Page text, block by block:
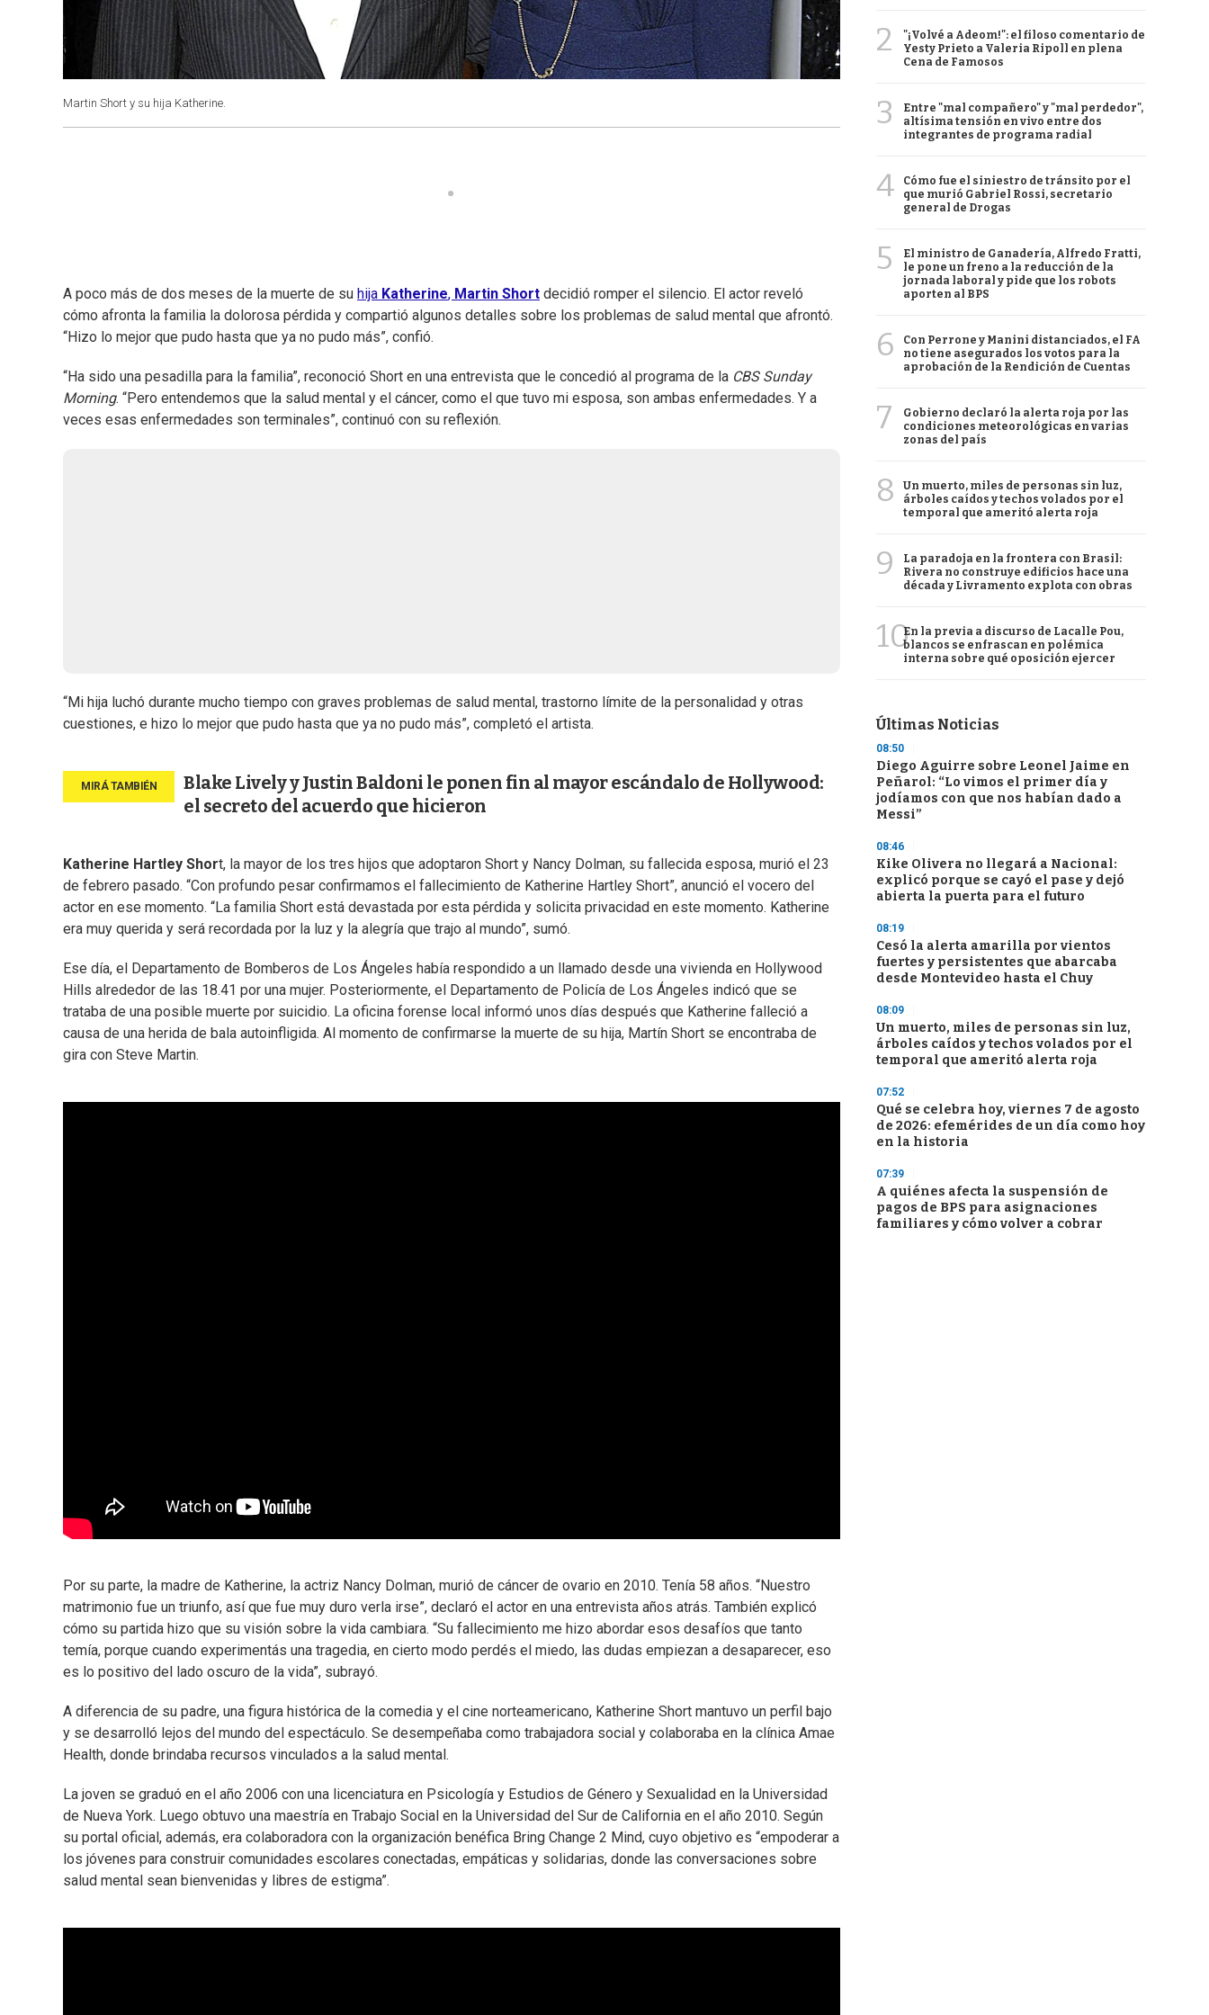
Martin Short y su hija Katherine.
A poco más de dos meses de la muerte de su hija Katherine, Martin Short decidió romper el silencio. El actor reveló
cómo afronta la familia la dolorosa pérdida y compartió algunos detalles sobre los problemas de salud mental que afrontó.
“Hizo lo mejor que pudo hasta que ya no pudo más”, confió.
“Ha sido una pesadilla para la familia”, reconoció Short en una entrevista que le concedió al programa de la CBS Sunday
Morning. “Pero entendemos que la salud mental y el cáncer, como el que tuvo mi esposa, son ambas enfermedades. Y a
veces esas enfermedades son terminales”, continuó con su reflexión.
“Mi hija luchó durante mucho tiempo con graves problemas de salud mental, trastorno límite de la personalidad y otras
cuestiones, e hizo lo mejor que pudo hasta que ya no pudo más”, completó el artista.
Blake Lively y Justin Baldoni le ponen fin al mayor escándalo de Hollywood:
el secreto del acuerdo que hicieron
Katherine Hartley Short, la mayor de los tres hijos que adoptaron Short y Nancy Dolman, su fallecida esposa, murió el 23
de febrero pasado. “Con profundo pesar confirmamos el fallecimiento de Katherine Hartley Short”, anunció el vocero del
actor en ese momento. “La familia Short está devastada por esta pérdida y solicita privacidad en este momento. Katherine
era muy querida y será recordada por la luz y la alegría que trajo al mundo”, sumó.
Ese día, el Departamento de Bomberos de Los Ángeles había respondido a un llamado desde una vivienda en Hollywood
Hills alrededor de las 18.41 por una mujer. Posteriormente, el Departamento de Policía de Los Ángeles indicó que se
trataba de una posible muerte por suicidio. La oficina forense local informó unos días después que Katherine falleció a
causa de una herida de bala autoinfligida. Al momento de confirmarse la muerte de su hija, Martín Short se encontraba de
gira con Steve Martin.
Por su parte, la madre de Katherine, la actriz Nancy Dolman, murió de cáncer de ovario en 2010. Tenía 58 años. “Nuestro
matrimonio fue un triunfo, así que fue muy duro verla irse”, declaró el actor en una entrevista años atrás. También explicó
cómo su partida hizo que su visión sobre la vida cambiara. “Su fallecimiento me hizo abordar esos desafíos que tanto
temía, porque cuando experimentás una tragedia, en cierto modo perdés el miedo, las dudas empiezan a desaparecer, eso
es lo positivo del lado oscuro de la vida”, subrayó.
A diferencia de su padre, una figura histórica de la comedia y el cine norteamericano, Katherine Short mantuvo un perfil bajo
y se desarrolló lejos del mundo del espectáculo. Se desempeñaba como trabajadora social y colaboraba en la clínica Amae
Health, donde brindaba recursos vinculados a la salud mental.
La joven se graduó en el año 2006 con una licenciatura en Psicología y Estudios de Género y Sexualidad en la Universidad
de Nueva York. Luego obtuvo una maestría en Trabajo Social en la Universidad del Sur de California en el año 2010. Según
su portal oficial, además, era colaboradora con la organización benéfica Bring Change 2 Mind, cuyo objetivo es “empoderar a
los jóvenes para construir comunidades escolares conectadas, empáticas y solidarias, donde las conversaciones sobre
salud mental sean bienvenidas y libres de estigma”.
2
"¡Volvé a Adeom!": el filoso comentario de
Yesty Prieto a Valeria Ripoll en plena
Cena de Famosos
3
Entre "mal compañero" y "mal perdedor",
altísima tensión en vivo entre dos
integrantes de programa radial
4
Cómo fue el siniestro de tránsito por el
que murió Gabriel Rossi, secretario
general de Drogas
5
El ministro de Ganadería, Alfredo Fratti,
le pone un freno a la reducción de la
jornada laboral y pide que los robots
aporten al BPS
6
Con Perrone y Manini distanciados, el FA
no tiene asegurados los votos para la
aprobación de la Rendición de Cuentas
7
Gobierno declaró la alerta roja por las
condiciones meteorológicas en varias
zonas del país
8
Un muerto, miles de personas sin luz,
árboles caídos y techos volados por el
temporal que ameritó alerta roja
9
La paradoja en la frontera con Brasil:
Rivera no construye edificios hace una
década y Livramento explota con obras
10En la previa a discurso de Lacalle Pou,
blancos se enfrascan en polémica
interna sobre qué oposición ejercer
Últimas Noticias
08:50
Diego Aguirre sobre Leonel Jaime en
Peñarol: “Lo vimos el primer día y
jodíamos con que nos habían dado a
Messi”
08:46
Kike Olivera no llegará a Nacional:
explicó porque se cayó el pase y dejó
abierta la puerta para el futuro
08:19
Cesó la alerta amarilla por vientos
fuertes y persistentes que abarcaba
desde Montevideo hasta el Chuy
08:09
Un muerto, miles de personas sin luz,
árboles caídos y techos volados por el
temporal que ameritó alerta roja
07:52
Qué se celebra hoy, viernes 7 de agosto
de 2026: efemérides de un día como hoy
en la historia
07:39
A quiénes afecta la suspensión de
pagos de BPS para asignaciones
familiares y cómo volver a cobrar